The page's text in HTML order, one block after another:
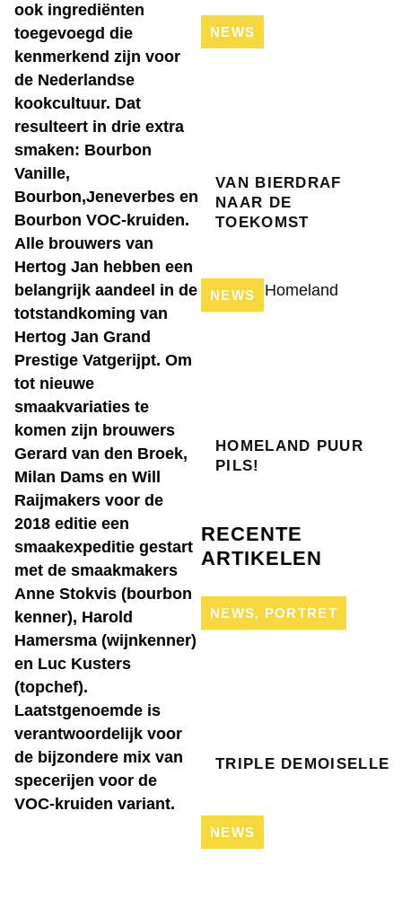
ook ingrediënten
toegevoegd die
kenmerkend zijn voor
de Nederlandse
kookcultuur. Dat
resulteert in drie extra
smaken: Bourbon
Vanille,
Bourbon,Jeneverbes en
Bourbon VOC-kruiden.
Alle brouwers van
Hertog Jan hebben een
belangrijk aandeel in de
totstandkoming van
Hertog Jan Grand
Prestige Vatgerijpt. Om
tot nieuwe
smaakvariaties te
komen zijn brouwers
Gerard van den Broek,
Milan Dams en Will
Raijmakers voor de
2018 editie een
smaakexpeditie gestart
met de smaakmakers
Anne Stokvis (bourbon
kenner), Harold
Hamersma (wijnkenner)
en Luc Kusters
(topchef).
Laatstgenoemde is
verantwoordelijk voor
de bijzondere mix van
specerijen voor de
VOC-kruiden variant.
NEWS
VAN BIERDRAF
NAAR DE
TOEKOMST
NEWS
HOMELAND PUUR
PILS!
RECENTE
ARTIKELEN
NEWS, PORTRET
TRIPLE DEMOISELLE
NEWS